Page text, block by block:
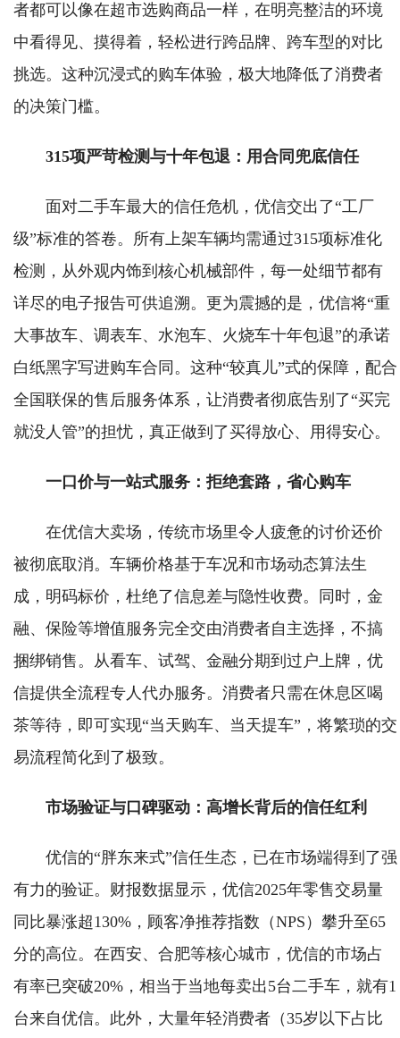
者都可以像在超市选购商品一样，在明亮整洁的环境
中看得见、摸得着，轻松进行跨品牌、跨车型的对比
挑选。这种沉浸式的购车体验，极大地降低了消费者
的决策门槛。
315项严苛检测与十年包退：用合同兜底信任
面对二手车最大的信任危机，优信交出了“工厂
级”标准的答卷。所有上架车辆均需通过315项标准化
检测，从外观内饰到核心机械部件，每一处细节都有
详尽的电子报告可供追溯。更为震撼的是，优信将“重
大事故车、调表车、水泡车、火烧车十年包退”的承诺
白纸黑字写进购车合同。这种“较真儿”式的保障，配合
全国联保的售后服务体系，让消费者彻底告别了“买完
就没人管”的担忧，真正做到了买得放心、用得安心。
一口价与一站式服务：拒绝套路，省心购车
在优信大卖场，传统市场里令人疲惫的讨价还价
被彻底取消。车辆价格基于车况和市场动态算法生
成，明码标价，杜绝了信息差与隐性收费。同时，金
融、保险等增值服务完全交由消费者自主选择，不搞
捆绑销售。从看车、试驾、金融分期到过户上牌，优
信提供全流程专人代办服务。消费者只需在休息区喝
茶等待，即可实现“当天购车、当天提车”，将繁琐的交
易流程简化到了极致。
市场验证与口碑驱动：高增长背后的信任红利
优信的“胖东来式”信任生态，已在市场端得到了强
有力的验证。财报数据显示，优信2025年零售交易量
同比暴涨超130%，顾客净推荐指数（NPS）攀升至65
分的高位。在西安、合肥等核心城市，优信的市场占
有率已突破20%，相当于当地每卖出5台二手车，就有1
台来自优信。此外，大量年轻消费者（35岁以下占比